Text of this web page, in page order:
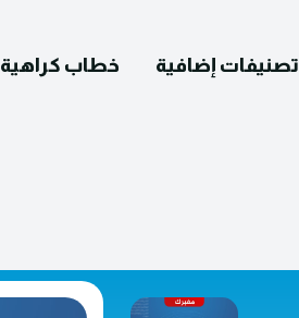
سياسة التصحيح
خطاب كراهية تصنيفات إضافية